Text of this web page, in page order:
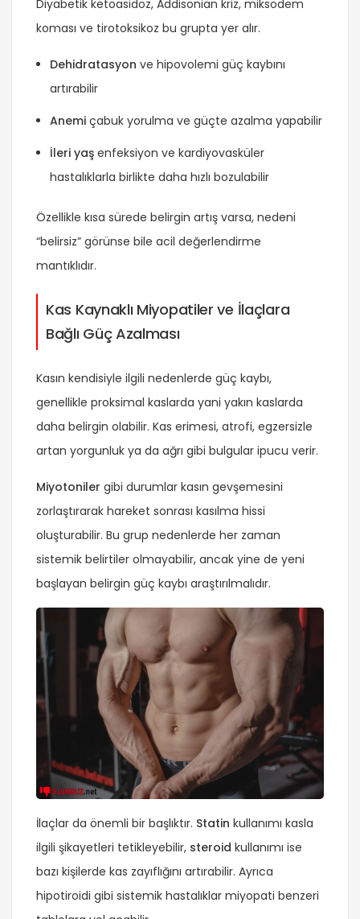
Diyabetik ketoasidoz, Addisonian kriz, miksödem
koması ve tirotoksikoz bu grupta yer alır.
Dehidratasyon ve hipovolemi güç kaybını
artırabilir
Anemi çabuk yorulma ve güçte azalma yapabilir
İleri yaş enfeksiyon ve kardiyovasküler
hastalıklarla birlikte daha hızlı bozulabilir
Özellikle kısa sürede belirgin artış varsa, nedeni
“belirsiz” görünse bile acil değerlendirme
mantıklıdır.
Kas Kaynaklı Miyopatiler ve İlaçlara
Bağlı Güç Azalması
Kasın kendisiyle ilgili nedenlerde güç kaybı,
genellikle proksimal kaslarda yani yakın kaslarda
daha belirgin olabilir. Kas erimesi, atrofi, egzersizle
artan yorgunluk ya da ağrı gibi bulgular ipucu verir.
Miyotoniler gibi durumlar kasın gevşemesini
zorlaştırarak hareket sonrası kasılma hissi
oluşturabilir. Bu grup nedenlerde her zaman
sistemik belirtiler olmayabilir, ancak yine de yeni
başlayan belirgin güç kaybı araştırılmalıdır.
İlaçlar da önemli bir başlıktır. Statin kullanımı kasla
ilgili şikayetleri tetikleyebilir, steroid kullanımı ise
bazı kişilerde kas zayıflığını artırabilir. Ayrıca
hipotiroidi gibi sistemik hastalıklar miyopati benzeri